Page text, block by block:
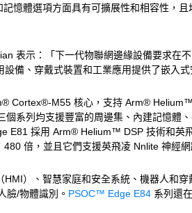
憶體選項方面具有可擴展性和相容性，
表示：「下一代物聯網邊緣設備要求在
備、穿戴式裝置和工業應用提供了嵌入
Cortex®-M55 核心，支持 Arm®
系列均支援豐富的周邊集、內建記憶
E81 採用 Arm® Helium™ DSP 技術和英
倍，並且它們支援英飛凌 Nnlite 神經
）、智慧家庭和安全系統、機器人和
臉/物體識別。 PSOC™ Edge E84 系列還